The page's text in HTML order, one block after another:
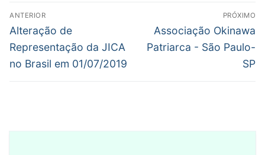
Navegação
de
Post
ANTERIOR
Post
anterior:
Alteração de
Representação da JICA
no Brasil em 01/07/2019
PRÓXIMO
Próximo
post:
Associação Okinawa
Patriarca - São Paulo-
SP